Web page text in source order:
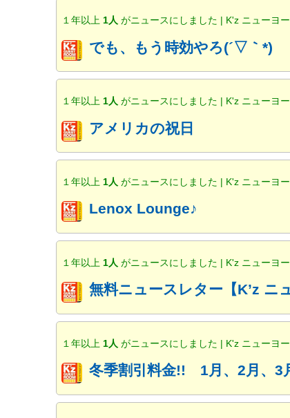
１年以上1人がニュースにしました | K'z ニューヨ
でも、もう時効やろ(´▽｀*)
１年以上 1人がニュースにしました | K'z ニューヨ
アメリカの祝日
１年以上 1人がニュースにしました | K'z ニューヨ
Lenox Lounge♪
１年以上 1人がニュースにしました | K'z ニューヨ
無料ニュースレター【K’z
１年以上 1人がニュースにしました | K'z ニューヨ
冬季割引料金!! 1月、2月、3